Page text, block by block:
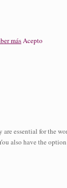
másAcepto
are essential for the
also have the